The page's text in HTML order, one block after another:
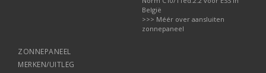
België
>>> Méér over aansluiten
zonnepaneel
ZONNEPANEEL
MERKEN/UITLEG